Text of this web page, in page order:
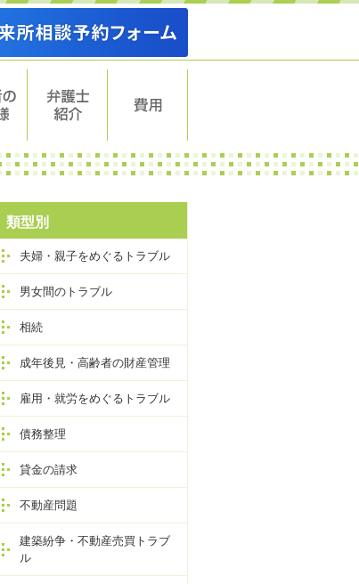
類型別
夫婦・親子をめぐるトラブル
男女間のトラブル
相続
成年後見・高齢者の財産管理
雇用・就労をめぐるトラブル
債務整理
貸金の請求
不動産問題
建築紛争・不動産売買トラブ
ル